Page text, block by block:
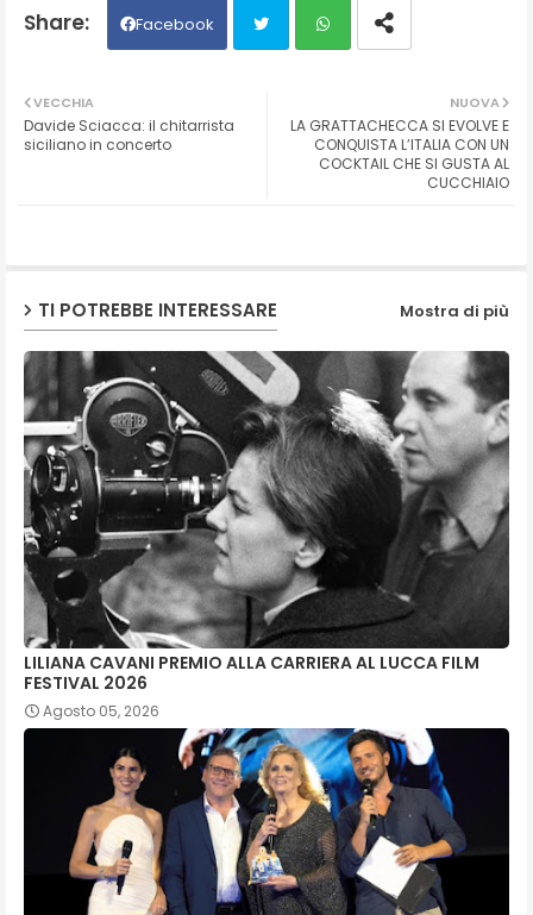
Facebook
ats
NUOVA
LA GRATTACHECCA SI EVOLVE E
CONQUISTA L’ITALIA CON UN
COCKTAIL CHE SI GUSTA AL
CUCCHIAIO
VECCHIA
Davide Sciacca: il chitarrista
siciliano in concerto
TI POTREBBE INTERESSARE Mostra di più
LILIANA CAVANI PREMIO ALLA CARRIERA AL LUCCA FILM
FESTIVAL 2026
Agosto 05, 2026